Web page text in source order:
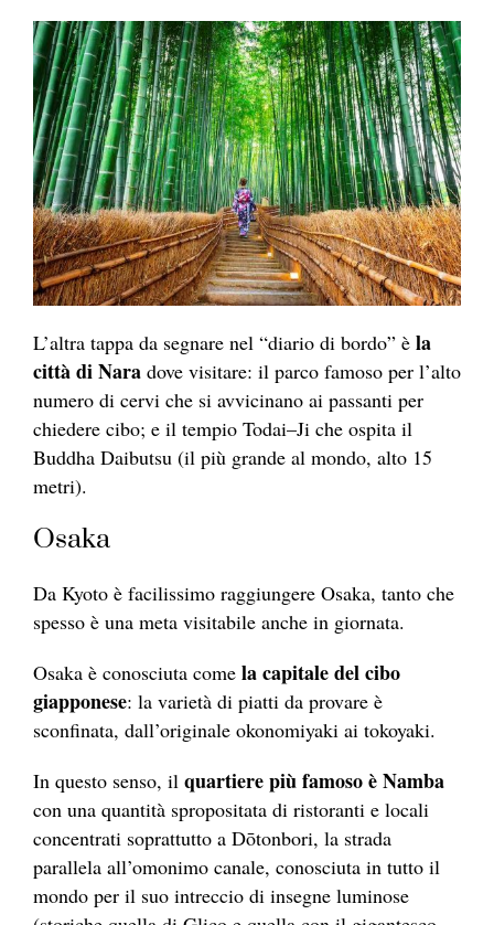
L’altra tappa da segnare nel “diario di bordo” è la
città di Nara dove visitare: il parco famoso per l’alto
numero di cervi che si avvicinano ai passanti per
chiedere cibo; e il tempio Todai–Ji che ospita il
Buddha Daibutsu (il più grande al mondo, alto 15
metri).
Osaka
Da Kyoto è facilissimo raggiungere Osaka, tanto che
spesso è una meta visitabile anche in giornata.
Osaka è conosciuta come la capitale del cibo
giapponese: la varietà di piatti da provare è
sconfinata, dall’originale okonomiyaki ai tokoyaki.
In questo senso, il quartiere più famoso è Namba
con una quantità spropositata di ristoranti e locali
concentrati soprattutto a Dōtonbori, la strada
parallela all’omonimo canale, conosciuta in tutto il
mondo per il suo intreccio di insegne luminose